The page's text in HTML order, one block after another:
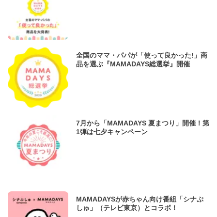
全国のママ・パパが「使って良かった!」商
品を選ぶ『MAMADAYS総選挙』開催
7月から「MAMADAYS 夏まつり」開催！第
1弾は七夕キャンペーン
MAMADAYSが赤ちゃん向け番組「シナぷ
しゅ」（テレビ東京）とコラボ！